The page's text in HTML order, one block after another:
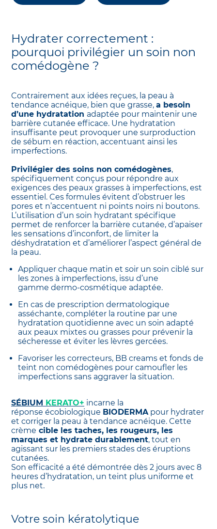
Hydrater correctement :
pourquoi privilégier un soin non
comédogène ?
Contrairement aux idées reçues, la peau à
tendance acnéique, bien que grasse, a besoin
d’une hydratation adaptée pour maintenir une
barrière cutanée efficace. Une hydratation
insuffisante peut provoquer une surproduction
de sébum en réaction, accentuant ainsi les
imperfections.
Privilégier des soins non comédogènes,
spécifiquement conçus pour répondre aux
exigences des peaux grasses à imperfections, est
essentiel. Ces formules évitent d’obstruer les
pores et n’accentuent ni points noirs ni boutons.
L’utilisation d’un soin hydratant spécifique
permet de renforcer la barrière cutanée, d’apaiser
les sensations d’inconfort, de limiter la
déshydratation et d’améliorer l’aspect général de
la peau.
Appliquer chaque matin et soir un soin ciblé sur
les zones à imperfections, issu d’une
gamme dermo-cosmétique adaptée.
En cas de prescription dermatologique
asséchante, compléter la routine par une
hydratation quotidienne avec un soin adapté
aux peaux mixtes ou grasses pour prévenir la
sécheresse et éviter les lèvres gercées.
Favoriser les correcteurs, BB creams et fonds de
teint non comédogènes pour camoufler les
imperfections sans aggraver la situation.
SÉBIUM KERATO+ incarne la
réponse écobiologique BIODERMApour hydrater
et corriger la peau à tendance acnéique. Cette
crème cible les taches, les rougeurs, les
marques et hydrate durablement, tout en
agissant sur les premiers stades des éruptions
cutanées.
Son efficacité a été démontrée dès 2 jours avec 8
heures d’hydratation, un teint plus uniforme et
plus net.
Votre soin kératolytique